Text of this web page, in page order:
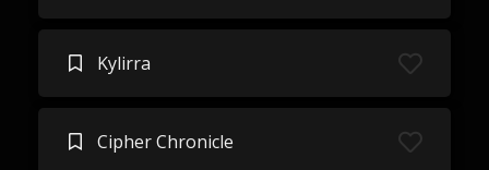
Kylirra
Cipher Chronicle